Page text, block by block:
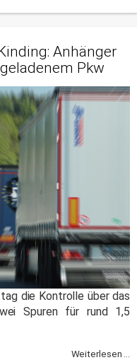
Anhänger
Pkw
die Kontrolle über das
Spuren für rund 1,5
Weiterlesen ...